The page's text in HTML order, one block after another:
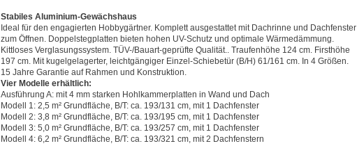
Stabiles Aluminium-Gewächshaus
Ideal für den engagierten Hobbygärtner. Komplett ausgestattet mit Dachrinne und Dachfenster
zum Öffnen. Doppelstegplatten bieten hohen UV-Schutz und optimale Wärmedämmung.
Kittloses Verglasungssystem. TÜV-/Bauart-geprüfte Qualität.. Traufenhöhe 124 cm. Firsthöhe
197 cm. Mit kugelgelagerter, leichtgängiger Einzel-Schiebetür (B/H) 61/161 cm. In 4 Größen.
15 Jahre Garantie auf Rahmen und Konstruktion.
Vier Modelle erhältlich:
Ausführung A: mit 4 mm starken Hohlkammerplatten in Wand und Dach
Modell 1: 2,5 m² Grundfläche, B/T: ca. 193/131 cm, mit 1 Dachfenster
Modell 2: 3,8 m² Grundfläche, B/T: ca. 193/195 cm, mit 1 Dachfenster
Modell 3: 5,0 m² Grundfläche, B/T: ca. 193/257 cm, mit 1 Dachfenster
Modell 4: 6,2 m² Grundfläche, B/T: ca. 193/321 cm, mit 2 Dachfenstern